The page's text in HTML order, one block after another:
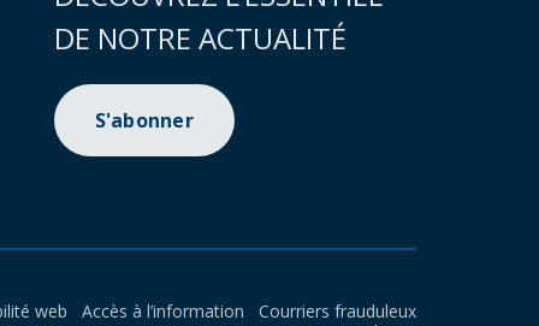
DE NOTRE ACTUALITÉ
S'abonner
web Accès à l’information
Courriers frauduleux